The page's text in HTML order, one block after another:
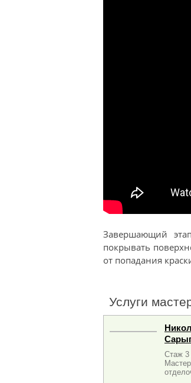
Завершающий
покрывать
от попадания
Услуги
Стаж 3
Мастер